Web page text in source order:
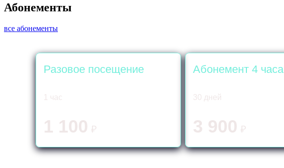
Абонементы
все абонементы
Разовое посещение
1 час
1 100 ₽
Абонемент 4 часа
30 дней
3 900 ₽